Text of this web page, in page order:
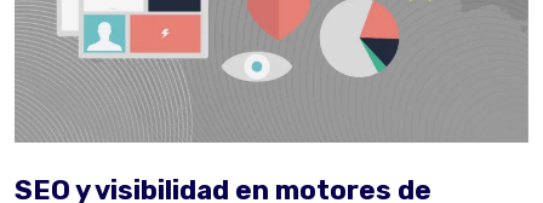
SEO y visibilidad en motores de